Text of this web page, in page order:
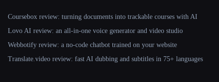
Coursebox review: turning documents into trackable courses with AI
Lovo AI review: an all-in-one voice generator and video studio
Webbotify review: a no-code chatbot trained on your website
Translate.video review: fast AI dubbing and subtitles in 75+ languages